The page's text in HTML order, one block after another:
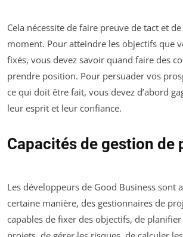
Cela nécessite de faire preuve de tact et
moment. Pour atteindre les objectifs que
fixés, vous devez savoir quand faire des
prendre position. Pour persuader vos
ce qui doit être fait, vous devez d’abord
leur esprit et leur confiance.
Capacités de gestion de
Les développeurs de Good Business sont
certaine manière, des gestionnaires de
capables de fixer des objectifs, de